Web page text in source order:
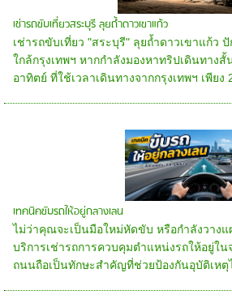
เช่ารถขับเที่ยวสระบุรี ลุยถ้ำดาวเขาแก้ว
เช่ารถขับเที่ยว "สระบุรี" ลุยถ้ำดาวเขาแก้ว
ใกล้กรุงเทพฯ หากกำลังมองหาทริปเดินทาง
อาทิตย์ ที่ใช้เวลาเดินทางจากกรุงเทพฯ เพียง
เทคนิคขับรถให้อยู่กลางเลน
ไม่ว่าคุณจะเป็นมือใหม่หัดขับ หรือกำลังวางแ
บริการเช่ารถการควบคุมตำแหน่งรถให้อยู่ใ
ถนนถือเป็นทักษะสำคัญที่ช่วยป้องกันอุบัติเหตุ